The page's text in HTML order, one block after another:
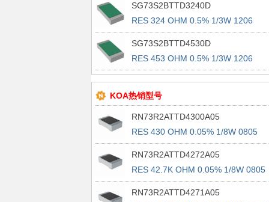
SG73S2BTTD3240D
RES 324 OHM 0.5% 1/3W 1206
SG73S2BTTD4530D
RES 453 OHM 0.5% 1/3W 1206
KOA热销型号
RN73R2ATTD4300A05
RES 430 OHM 0.05% 1/8W 0805
RN73R2ATTD4272A05
RES 42.7K OHM 0.05% 1/8W 0805
RN73R2ATTD4271A05